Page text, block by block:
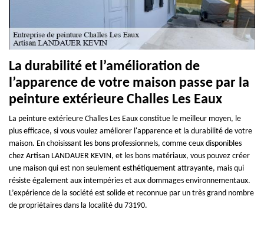
La durabilité et l’amélioration de
l’apparence de votre maison passe par la
peinture extérieure Challes Les Eaux
La peinture extérieure Challes Les Eaux constitue le meilleur moyen, le
plus efficace, si vous voulez améliorer l'apparence et la durabilité de votre
maison. En choisissant les bons professionnels, comme ceux disponibles
chez Artisan LANDAUER KEVIN, et les bons matériaux, vous pouvez créer
une maison qui est non seulement esthétiquement attrayante, mais qui
résiste également aux intempéries et aux dommages environnementaux.
L’expérience de la société est solide et reconnue par un très grand nombre
de propriétaires dans la localité du 73190.